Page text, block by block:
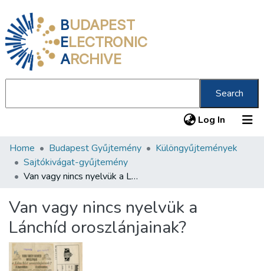
BUDAPEST
ELECTRONIC
ARCHIVE
Search
Log In (current)
Communities & Collections
All of DSpace
About us
Home Budapest Gyűjtemény
Különgyűjtemények
Sajtókivágat-gyűjtemény
Van vagy nincs nyelvük a Lánchíd oroszlánjainak?
Van vagy nincs nyelvük a
Lánchíd oroszlánjainak?